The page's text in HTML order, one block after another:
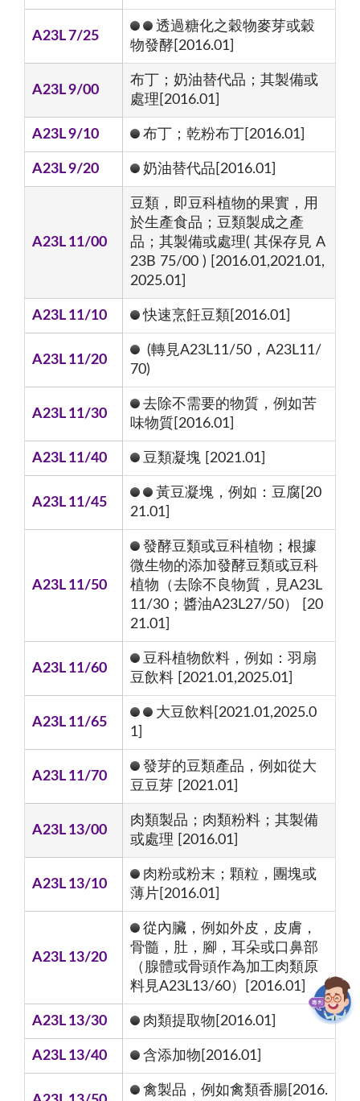
A23L 7/25
透過糖化之穀物麥芽或穀
物發酵[2016.01]
A23L 9/00
布丁；奶油替代品；其製備或
處理[2016.01]
A23L 9/10 布丁；乾粉布丁[2016.01]
A23L 9/20 奶油替代品[2016.01]
A23L 11/00
豆類，即豆科植物的果實，用
於生產食品；豆類製成之產
品；其製備或處理( 其保存見 A
23B 75/00 ) [2016.01,2021.01,
2025.01]
A23L 11/10 快速烹飪豆類[2016.01]
A23L 11/20
(轉見A23L11/50，A23L11/
70)
A23L 11/30
去除不需要的物質，例如苦
味物質[2016.01]
A23L 11/40 豆類凝塊 [2021.01]
A23L 11/45
黃豆凝塊，例如：豆腐[20
21.01]
A23L 11/50
發酵豆類或豆科植物；根據
微生物的添加發酵豆類或豆科
植物（去除不良物質，見A23L
11/30；醬油A23L27/50） [20
21.01]
A23L 11/60
豆科植物飲料，例如：羽扇
豆飲料 [2021.01,2025.01]
A23L 11/65
大豆飲料[2021.01,2025.0
1]
A23L 11/70
發芽的豆類產品，例如從大
豆豆芽 [2021.01]
A23L 13/00
肉類製品；肉類粉料；其製備
或處理 [2016.01]
A23L 13/10
肉粉或粉末；顆粒，團塊或
薄片[2016.01]
A23L 13/20
從內臟，例如外皮，皮膚，
骨髓，肚，腳，耳朵或口鼻部
（腺體或骨頭作為加工肉類原
料見A23L13/60）[2016.01]
A23L 13/30 肉類提取物[2016.01]
A23L 13/40 含添加物[2016.01]
禽製品，例如禽類香腸[2016.